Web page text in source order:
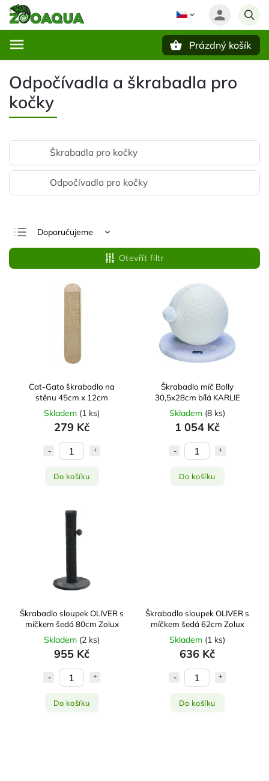
Prázdný košík
Odpočívadla a škrabadla pro
kočky
Škrabadla pro kočky
Odpočívadla pro kočky
Doporučujeme
Nejlevnější
Nejdražší
Nejprodávanější
Abecedně
Otevřít filtr
Cat-Gato škrabadlo na
stěnu 45cm x 12cm
Skladem (1 ks)
279 Kč
Do košíku
Škrabadlo míč Bolly
30,5x28cm bílá KARLIE
Skladem (8 ks)
1 054 Kč
Do košíku
Škrabadlo sloupek OLIVER s
míčkem šedá 80cm Zolux
Skladem (2 ks)
955 Kč
Do košíku
Škrabadlo sloupek OLIVER s
míčkem šedá 62cm Zolux
Skladem (1 ks)
636 Kč
Do košíku